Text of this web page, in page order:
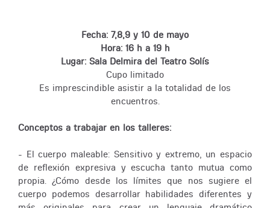
Fecha: 7,8,9 y 10 de mayo
Hora: 16 h a 19 h
Lugar: Sala Delmira del Teatro Solís
Cupo limitado
Es imprescindible asistir a la totalidad de los
encuentros.
Conceptos a trabajar en los talleres:
- El cuerpo maleable: Sensitivo y extremo, un espacio
de reflexión expresiva y escucha tanto mutua como
propia. ¿Cómo desde los límites que nos sugiere el
cuerpo podemos desarrollar habilidades diferentes y